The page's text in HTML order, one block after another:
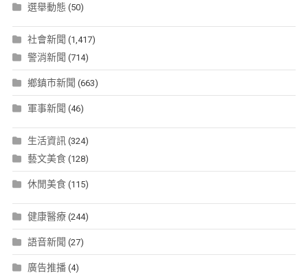
選舉動態 (50)
社會新聞 (1,417)
警消新聞 (714)
鄉鎮市新聞 (663)
軍事新聞 (46)
生活資訊 (324)
藝文美食(128)
休閒美食(115)
健康醫療(244)
語音新聞 (27)
廣告推播(4)